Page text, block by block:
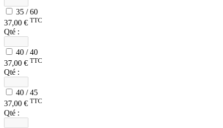
35 / 60
37,00 € TTC
Qté :
40 / 40
37,00 € TTC
Qté :
40 / 45
37,00 € TTC
Qté :